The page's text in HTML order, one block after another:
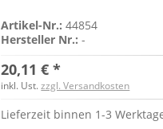
Artikel-Nr.:44854
Hersteller Nr.:-
20,11 € *
inkl. Ust.zzgl. Versandkosten
Lieferzeit binnen 1-3